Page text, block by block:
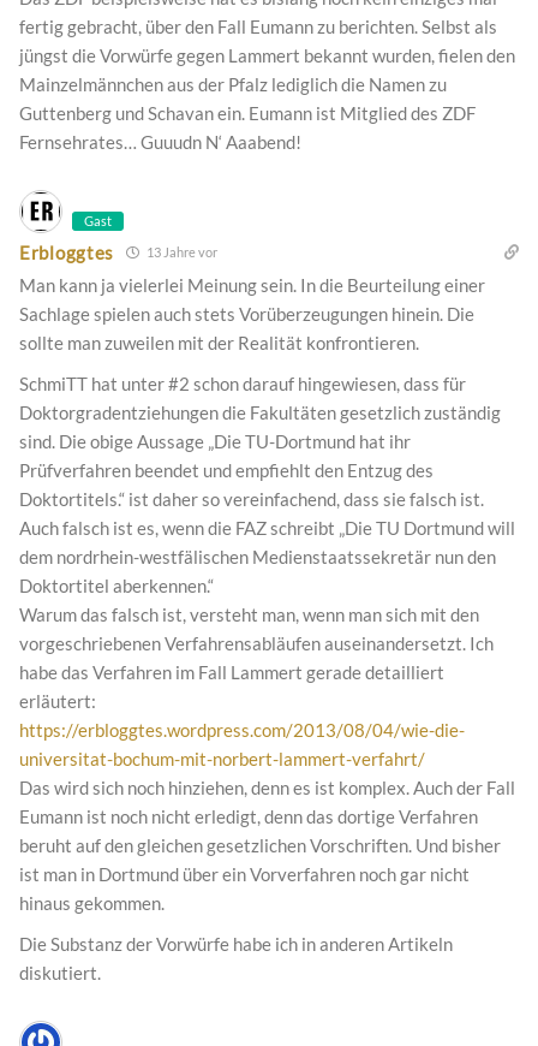
fertig gebracht, über den Fall Eumann zu berichten. Selbst als
jüngst die Vorwürfe gegen Lammert bekannt wurden, fielen den
Mainzelmännchen aus der Pfalz lediglich die Namen zu
Guttenberg und Schavan ein. Eumann ist Mitglied des ZDF
Fernsehrates… Guuudn N‘ Aaabend!
Gast
Erbloggtes 13 Jahre vor
Man kann ja vielerlei Meinung sein. In die Beurteilung einer
Sachlage spielen auch stets Vorüberzeugungen hinein. Die
sollte man zuweilen mit der Realität konfrontieren.
SchmiTT hat unter #2 schon darauf hingewiesen, dass für
Doktorgradentziehungen die Fakultäten gesetzlich zuständig
sind. Die obige Aussage „Die TU-Dortmund hat ihr
Prüfverfahren beendet und empfiehlt den Entzug des
Doktortitels.“ ist daher so vereinfachend, dass sie falsch ist.
Auch falsch ist es, wenn die FAZ schreibt „Die TU Dortmund will
dem nordrhein-westfälischen Medienstaatssekretär nun den
Doktortitel aberkennen.“
Warum das falsch ist, versteht man, wenn man sich mit den
vorgeschriebenen Verfahrensabläufen auseinandersetzt. Ich
habe das Verfahren im Fall Lammert gerade detailliert
erläutert:
https://erbloggtes.wordpress.com/2013/08/04/wie-die-
universitat-bochum-mit-norbert-lammert-verfahrt/
Das wird sich noch hinziehen, denn es ist komplex. Auch der Fall
Eumann ist noch nicht erledigt, denn das dortige Verfahren
beruht auf den gleichen gesetzlichen Vorschriften. Und bisher
ist man in Dortmund über ein Vorverfahren noch gar nicht
hinaus gekommen.
Die Substanz der Vorwürfe habe ich in anderen Artikeln
diskutiert.